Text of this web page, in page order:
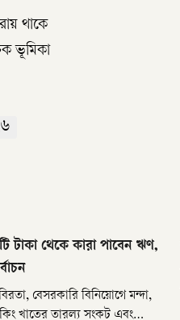
থাকে
ভূমিকা
টাকা থেকে কারা পাবেন ঋণ,
বেসরকারি বিনিয়োগে মন্দা,
খাতের তারল্য সংকট এবং